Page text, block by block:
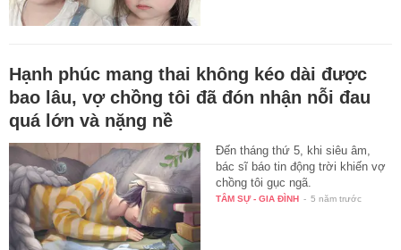
Hạnh phúc mang thai không kéo dài được
bao lâu, vợ chồng tôi đã đón nhận nỗi đau
quá lớn và nặng nề
Đến tháng thứ 5, khi siêu âm,
bác sĩ báo tin động trời khiến vợ
chồng tôi gục ngã.
TÂM SỰ - GIA ĐÌNH - 5 năm trước